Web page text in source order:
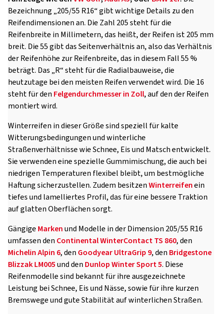
Bezeichnung „205/55 R16“ gibt wichtige Details zu den
Reifendimensionen an. Die Zahl 205 steht für die
Reifenbreite in Millimetern, das heißt, der Reifen ist 205 mm
breit. Die 55 gibt das Seitenverhältnis an, also das Verhältnis
der Reifenhöhe zur Reifenbreite, das in diesem Fall 55 %
beträgt. Das „R“ steht für die Radialbauweise, die
heutzutage bei den meisten Reifen verwendet wird. Die 16
steht für den Felgendurchmesser in Zoll, auf den der Reifen
montiert wird.
Winterreifen in dieser Größe sind speziell für kalte
Witterungsbedingungen und winterliche
Straßenverhältnisse wie Schnee, Eis und Matsch entwickelt.
Sie verwenden eine spezielle Gummimischung, die auch bei
niedrigen Temperaturen flexibel bleibt, um bestmögliche
Haftung sicherzustellen. Zudem besitzenWinterreifenein
tiefes und lamelliertes Profil, das für eine bessere Traktion
auf glatten Oberflächen sorgt.
Gängige Markenund Modelle in der Dimension 205/55 R16
umfassen den Continental WinterContact TS 860, den
Michelin Alpin 6, den Goodyear UltraGrip 9, den Bridgestone
Blizzak LM005und den Dunlop Winter Sport 5. Diese
Reifenmodelle sind bekannt für ihre ausgezeichnete
Leistung bei Schnee, Eis und Nässe, sowie für ihre kurzen
Bremswege und gute Stabilität auf winterlichen Straßen.